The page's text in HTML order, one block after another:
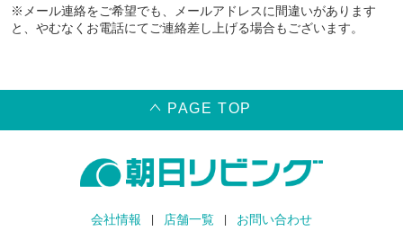
※メール連絡をご希望でも、メールアドレスに間違いがあります
と、やむなくお電話にてご連絡差し上げる場合もございます。
PAGE TOP
会社情報 店舗一覧
お問い合わせ